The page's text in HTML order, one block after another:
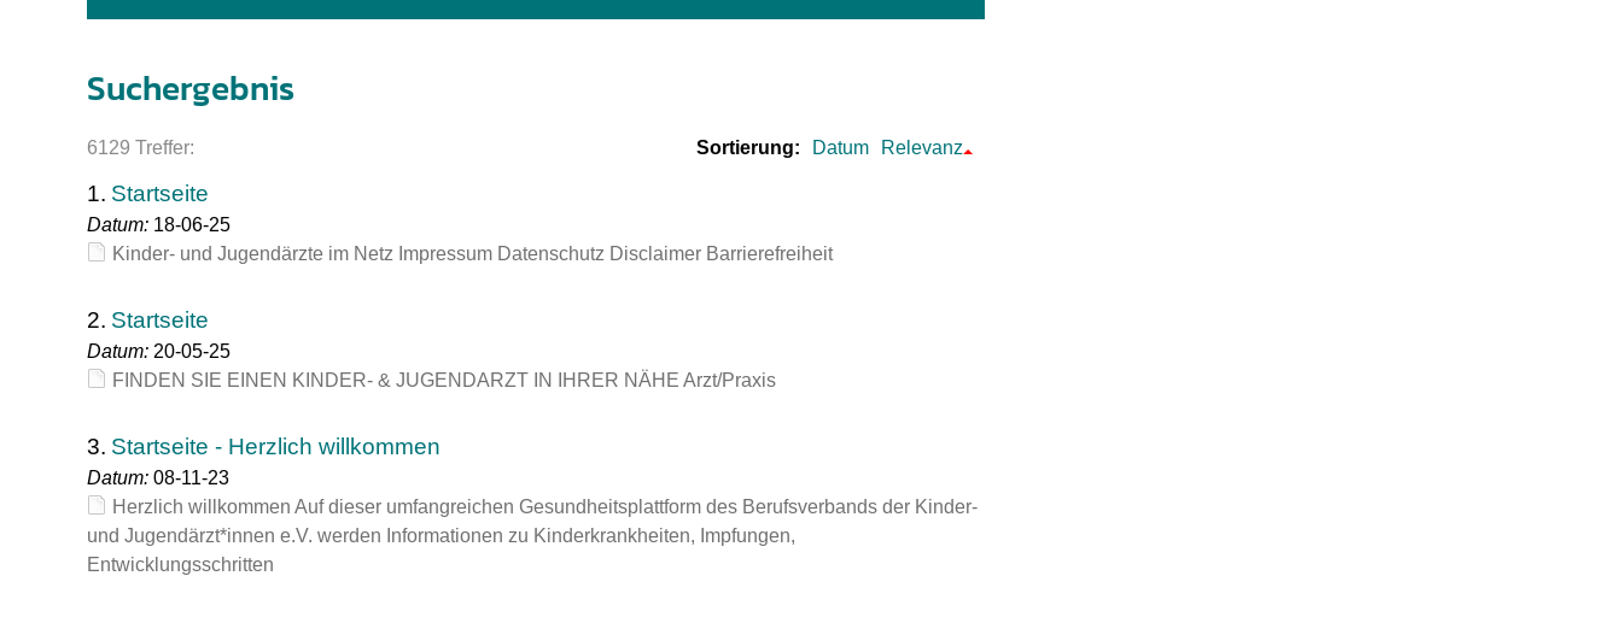
Impfsicherheit
Notdienste
Empfehlungen zum Bildschirmmediengebrauch
Suchergebnis
6129 Treffer: Sortierung: Datum Relevanz
1. Startseite
Datum: 18-06-25
Kinder- und Jugendärzte im Netz Impressum Datenschutz Disclaimer Barrierefreiheit
2. Startseite
Datum: 20-05-25
FINDEN SIE EINEN KINDER- & JUGENDARZT IN IHRER NÄHE Arzt/Praxis
3. Startseite - Herzlich willkommen
Datum: 08-11-23
Herzlich willkommen Auf dieser umfangreichen Gesundheitsplattform des Berufsverbands der Kinder-
und Jugendärzt*innen e.V. werden Informationen zu Kinderkrankheiten, Impfungen,
Entwicklungsschritten